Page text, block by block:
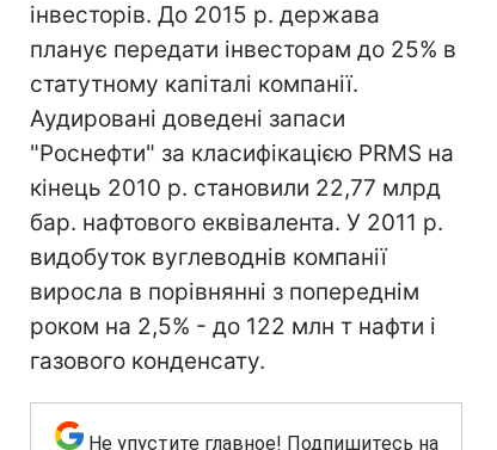
інвесторів. До 2015 р. держава
планує передати інвесторам до 25% в
статутному капіталі компанії.
Аудировані доведені запаси
"Роснефти" за класифікацією PRMS на
кінець 2010 р. становили 22,77 млрд
бар. нафтового еквівалента. У 2011 р.
видобуток вуглеводнів компанії
виросла в порівнянні з попереднім
роком на 2,5% - до 122 млн т нафти і
газового конденсату.
Не упустите главное! Подпишитесь на